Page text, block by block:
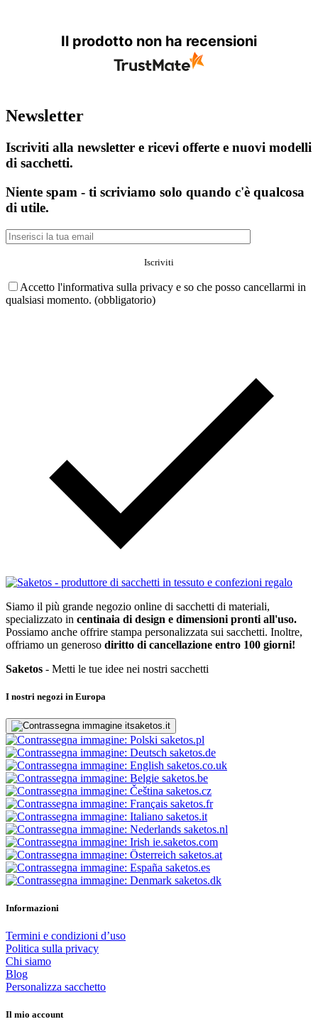
Il prodotto non ha recensioni
Newsletter
Iscriviti alla newsletter e ricevi offerte e nuovi modelli
di sacchetti.
Niente spam - ti scriviamo solo quando c'è qualcosa
di utile.
Accetto l'informativa sulla privacy e so che posso cancellarmi in
qualsiasi momento. (obbligatorio)
Siamo il più grande negozio online di sacchetti di materiali,
specializzato in centinaia di design e dimensioni pronti all'uso.
Possiamo anche offrire stampa personalizzata sui sacchetti. Inoltre,
offriamo un generoso diritto di cancellazione entro 100 giorni!
Saketos - Metti le tue idee nei nostri sacchetti
I nostri negozi in Europa
saketos.it
saketos.pl
saketos.de
saketos.co.uk
saketos.be
saketos.cz
saketos.fr
saketos.it
saketos.nl
ie.saketos.com
saketos.at
saketos.es
saketos.dk
Informazioni
Termini e condizioni d’uso
Politica sulla privacy
Chi siamo
Blog
Personalizza sacchetto
Il mio account